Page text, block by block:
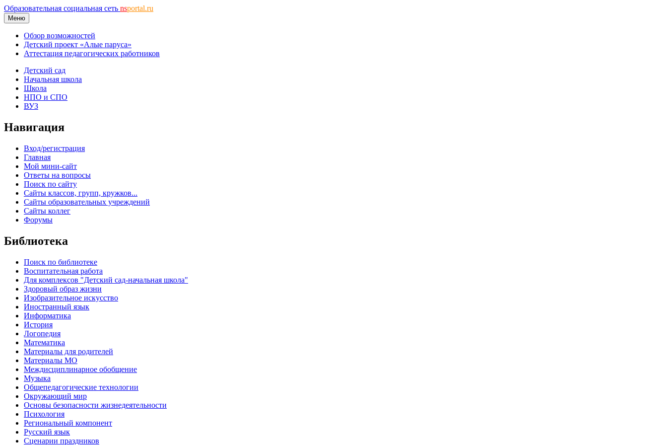
Образовательная социальная сеть nsportal.ru
Меню
Обзор возможностей
Детский проект «Алые паруса»
Аттестация педагогических работников
Детский сад
Начальная школа
Школа
НПО и СПО
ВУЗ
Навигация
Вход/регистрация
Главная
Мой мини-сайт
Ответы на вопросы
Поиск по сайту
Сайты классов, групп, кружков...
Сайты образовательных учреждений
Сайты коллег
Форумы
Библиотека
Поиск по библиотеке
Воспитательная работа
Для комплексов "Детский сад-начальная школа"
Здоровый образ жизни
Изобразительное искусство
Иностранный язык
Информатика
История
Логопедия
Математика
Материалы для родителей
Материалы МО
Междисциплинарное обобщение
Музыка
Общепедагогические технологии
Окружающий мир
Основы безопасности жизнедеятельности
Психология
Региональный компонент
Русский язык
Сценарии праздников